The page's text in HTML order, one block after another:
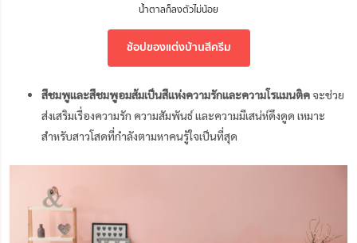
น้ำตาลก็ลงตัวไม่น้อย
ช้อปของแต่งบ้านสีครีม
สีชมพูและสีชมพูอมส้มเป็นสีแห่งความรักและความโรแมนติคจะช่วย
ส่งเสริมเรื่องความรัก ความสัมพันธ์ และความมีเสน่ห์ดึงดูด เหมาะ
สำหรับสาวโสดที่กำลังตามหาคนรู้ใจเป็นที่สุด